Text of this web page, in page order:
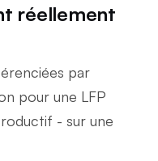
réellement
par
pour une LFP
- sur une